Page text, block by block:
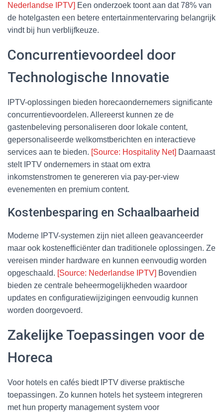
Nederlandse IPTV] Een onderzoek toont aan dat 78% van
de hotelgasten een betere entertainmentervaring belangrijk
vindt bij hun verblijfkeuze.
Concurrentievoordeel door
Technologische Innovatie
IPTV-oplossingen bieden horecaondernemers significante
concurrentievoordelen. Allereerst kunnen ze de
gastenbeleving personaliseren door lokale content,
gepersonaliseerde welkomstberichten en interactieve
services aan te bieden. [Source: Hospitality Net] Daarnaast
stelt IPTV ondernemers in staat om extra
inkomstenstromen te genereren via pay-per-view
evenementen en premium content.
Kostenbesparing en Schaalbaarheid
Moderne IPTV-systemen zijn niet alleen geavanceerder
maar ook kostenefficiënter dan traditionele oplossingen. Ze
vereisen minder hardware en kunnen eenvoudig worden
opgeschaald. [Source: Nederlandse IPTV] Bovendien
bieden ze centrale beheermogelijkheden waardoor
updates en configuratiewijzigingen eenvoudig kunnen
worden doorgevoerd.
Zakelijke Toepassingen voor de
Horeca
Voor hotels en cafés biedt IPTV diverse praktische
toepassingen. Zo kunnen hotels het systeem integreren
met hun property management system voor